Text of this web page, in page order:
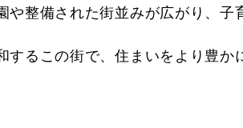
や整備された街並みが広がり、子
するこの街で、住まいをより豊か